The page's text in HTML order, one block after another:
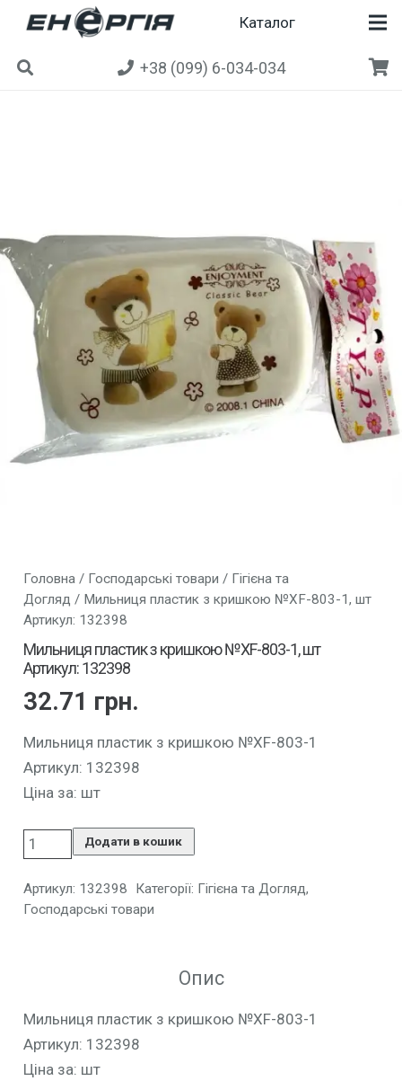
Каталог
+38 (099) 6-034-034
Головна/ Господарські товари / Гігієна та
Догляд / Мильниця пластик з кришкою №XF-803-1, шт
Артикул: 132398
Мильниця пластик з кришкою №XF-803-1, шт
Артикул: 132398
32.71 грн.
Мильниця пластик з кришкою №XF-803-1
Артикул: 132398
Ціна за: шт
Додати в кошик
Артикул: 132398 Категорії: Гігієна та Догляд,
Господарські товари
Опис
Мильниця пластик з кришкою №XF-803-1
Артикул: 132398
Ціна за: шт